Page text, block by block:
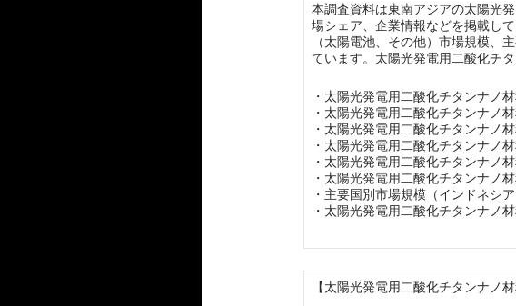
本調査資料は東南アジアの太陽光
場シェア、企業情報などを掲載し
（太陽電池、その他）市場規模、
ています。太陽光発電用二酸化チ
・太陽光発電用二酸化チタンナノ
・太陽光発電用二酸化チタンナノ
・太陽光発電用二酸化チタンナノ
・太陽光発電用二酸化チタンナノ
・太陽光発電用二酸化チタンナノ
・太陽光発電用二酸化チタンナノ
・主要国別市場規模（インドネシ
・太陽光発電用二酸化チタンナノ
【太陽光発電用二酸化チタンナノ